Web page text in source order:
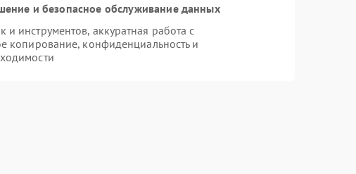
и безопасное обслуживание данных
инструментов, аккуратная работа с
копирование, конфиденциальность и